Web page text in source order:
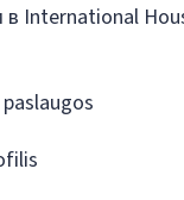
в International